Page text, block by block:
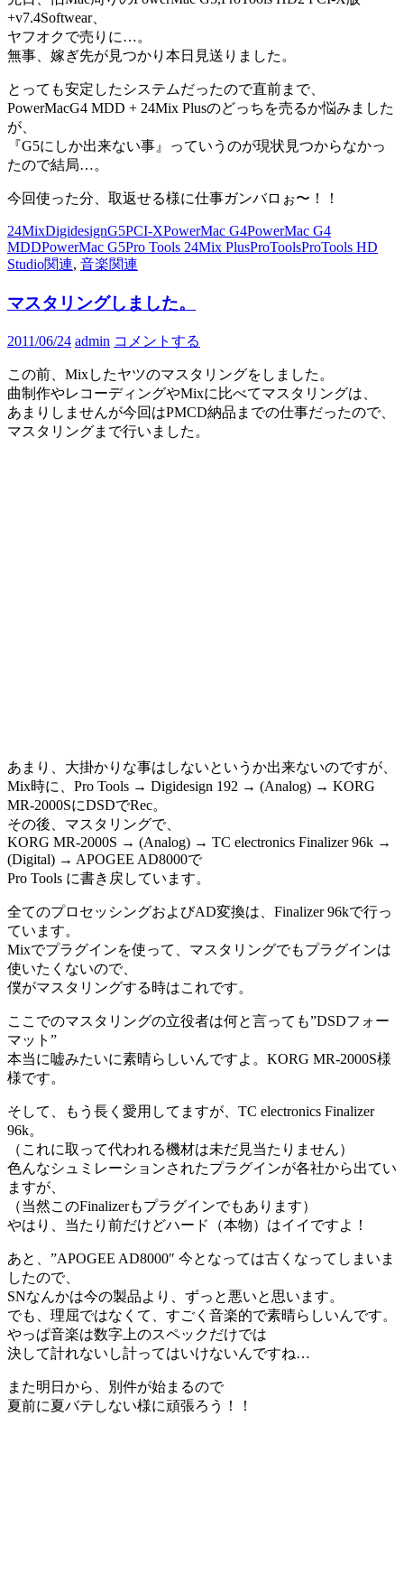
+v7.4Softwear、
ヤフオクで売りに…。
無事、嫁ぎ先が見つかり本日見送りました。
とっても安定したシステムだったので直前まで、
PowerMacG4 MDD + 24Mix Plusのどっちを売るか悩みました
が、
『G5にしか出来ない事』っていうのが現状見つからなかっ
たので結局…。
今回使った分、取返せる様に仕事ガンバロぉ〜！！
24MixDigidesignG5PCI-XPowerMac G4PowerMac G4
MDDPowerMac G5Pro Tools 24Mix PlusProToolsProTools HD
Studio関連, 音楽関連
マスタリングしました。
2011/06/24 admin コメントする
この前、Mixしたヤツのマスタリングをしました。
曲制作やレコーディングやMixに比べてマスタリングは、
あまりしませんが今回はPMCD納品までの仕事だったので、
マスタリングまで行いました。
あまり、大掛かりな事はしないというか出来ないのですが、
Mix時に、Pro Tools → Digidesign 192 → (Analog) → KORG
MR-2000SにDSDでRec。
その後、マスタリングで、
KORG MR-2000S → (Analog) → TC electronics Finalizer 96k →
(Digital) → APOGEE AD8000で
Pro Tools に書き戻しています。
全てのプロセッシングおよびAD変換は、Finalizer 96kで行っ
ています。
Mixでプラグインを使って、マスタリングでもプラグインは
使いたくないので、
僕がマスタリングする時はこれです。
ここでのマスタリングの立役者は何と言っても”DSDフォー
マット”
本当に嘘みたいに素晴らしいんですよ。KORG MR-2000S様
様です。
そして、もう長く愛用してますが、TC electronics Finalizer
96k。
（これに取って代われる機材は未だ見当たりません）
色んなシュミレーションされたプラグインが各社から出てい
ますが、
（当然このFinalizerもプラグインでもあります）
やはり、当たり前だけどハード（本物）はイイですよ！
あと、”APOGEE AD8000″ 今となっては古くなってしまいま
したので、
SNなんかは今の製品より、ずっと悪いと思います。
でも、理屈ではなくて、すごく音楽的で素晴らしいんです。
やっぱ音楽は数字上のスペックだけでは
決して計れないし計ってはいけないんですね…
また明日から、別件が始まるので
夏前に夏バテしない様に頑張ろう！！